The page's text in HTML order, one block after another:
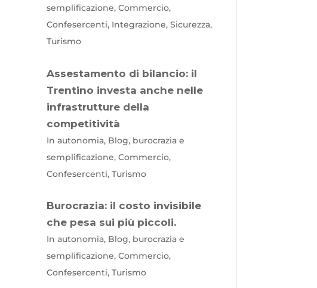
semplificazione, Commercio,
Confesercenti, Integrazione, Sicurezza,
Turismo
Assestamento di bilancio: il
Trentino investa anche nelle
infrastrutture della
competitività
In autonomia, Blog, burocrazia e
semplificazione, Commercio,
Confesercenti, Turismo
Burocrazia: il costo invisibile
che pesa sui più piccoli.
In autonomia, Blog, burocrazia e
semplificazione, Commercio,
Confesercenti, Turismo